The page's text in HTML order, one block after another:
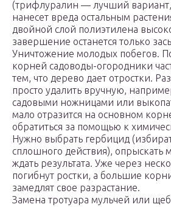
(трифлуралин — лучший
нанесет вреда остальным
двойной слой полиэтилена
завершение останется только
Уничтожение молодых побегов.
корней садоводы-огородники
тем, что дерево дает отростки.
просто удалить вручную,
садовыми ножницами или
мало отразится на основном
обратиться за помощью к
Нужно выбрать гербицид
сплошного действия), опрыскать
ждать результата. Уже через
погибнут ростки, а большие
замедлят свое разрастание.
Замена тротуара мульчей или